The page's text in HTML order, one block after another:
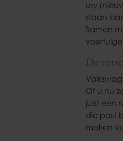
uw
staan
Samen
De
Of u nu
juist een
die past
maken